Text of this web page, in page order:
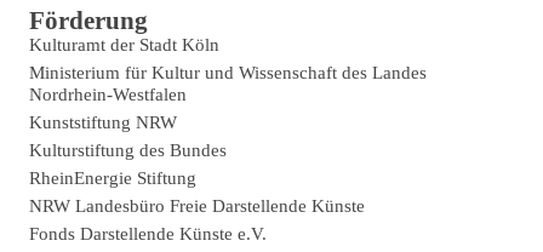
Förderung
Kulturamt der Stadt Köln
Ministerium für Kultur und Wissenschaft des Landes
Nordrhein-Westfalen
Kunststiftung NRW
Kulturstiftung des Bundes
RheinEnergie Stiftung
NRW Landesbüro Freie Darstellende Künste
Fonds Darstellende Künste e.V.